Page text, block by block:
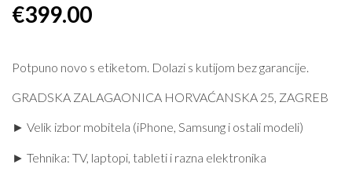
€399.00
Potpuno novo s etiketom. Dolazi s kutijom bez garancije.
GRADSKA ZALAGAONICA HORVAĆANSKA 25, ZAGREB
► Velik izbor mobitela (iPhone, Samsung i ostali modeli)
► Tehnika: TV, laptopi, tableti i razna elektronika